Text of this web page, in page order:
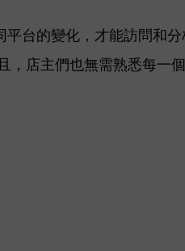
台的變化，才能訪問和
店主們也無需熟悉每一